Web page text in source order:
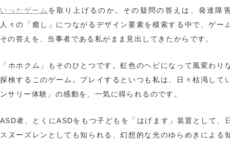
いったゲーム を取り上げるのか。その疑問の答えは、発達障
人々の「癒し」につながるデザイン要素を模索する中で、ゲー
その答えを、当事者である私がまま見出してきたからです。
「ホホクム」もそのひとつです。虹色のヘビになって風変わり
探検するこのゲーム。プレイするといつも私は、日々枯渇して
ンサリー体験」の感動を、一気に得られるのです。
ASD者、とくにASDをもつ子どもを「はげます」装置として、
スヌーズレンとしても知られる、幻想的な光のゆらめきによる